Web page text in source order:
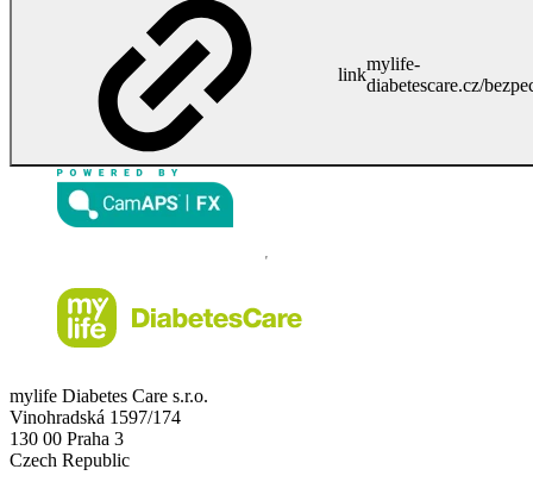
link
mylife-
diabetescare.cz/
mylife Diabetes Care s.r.o.
Vinohradská 1597/174
130 00 Praha 3
Czech Republic